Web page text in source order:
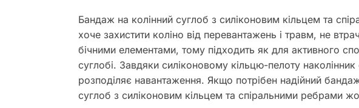
Бандаж на колінний суглоб з силіконовим кільцем та
хоче захистити коліно від перевантажень і травм, не
бічними елементами, тому підходить як для активного
суглобі. Завдяки силіконовому кільцю-пелоту
розподіляє навантаження. Якщо потрібен надійний
суглоб з силіконовим кільцем та спіральними ребрами